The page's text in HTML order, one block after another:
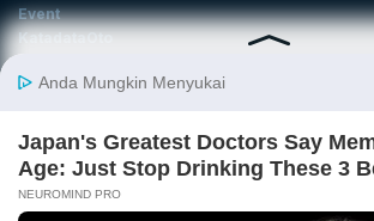
Event
KatadataOto
Email